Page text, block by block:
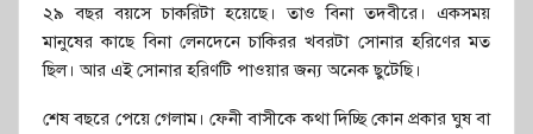
২৯ বছর বয়সে চাকরিটা হয়েছে। তাও বিনা তদবীরে। একসময়
মানুষের কাছে বিনা লেনদেনে চাকিরর খবরটা সোনার হরিণের মত
ছিল। আর এই সোনার হরিণটি পাওয়ার জন্য অনেক ছুটেছি।
শেষ বছরে পেয়ে গেলাম। ফেনী বাসীকে কথা দিচ্ছি কোন প্রকার ঘুষ বা